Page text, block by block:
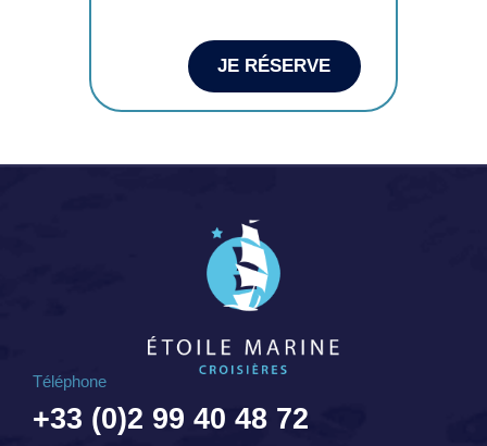
JE RÉSERVE
Téléphone
+33 (0)2 99 40 48 72